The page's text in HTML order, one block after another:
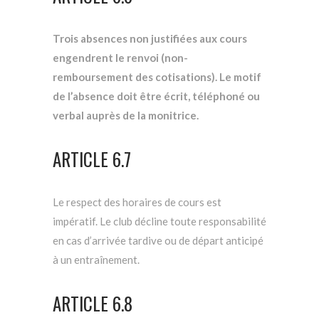
Trois absences non justifiées aux cours
engendrent le renvoi (non-
remboursement des cotisations). Le motif
de l’absence doit être écrit, téléphoné ou
verbal auprès de la monitrice.
ARTICLE 6.7
Le respect des horaires de cours est
impératif. Le club décline toute responsabilité
en cas d’arrivée tardive ou de départ anticipé
à un entraînement.
ARTICLE 6.8